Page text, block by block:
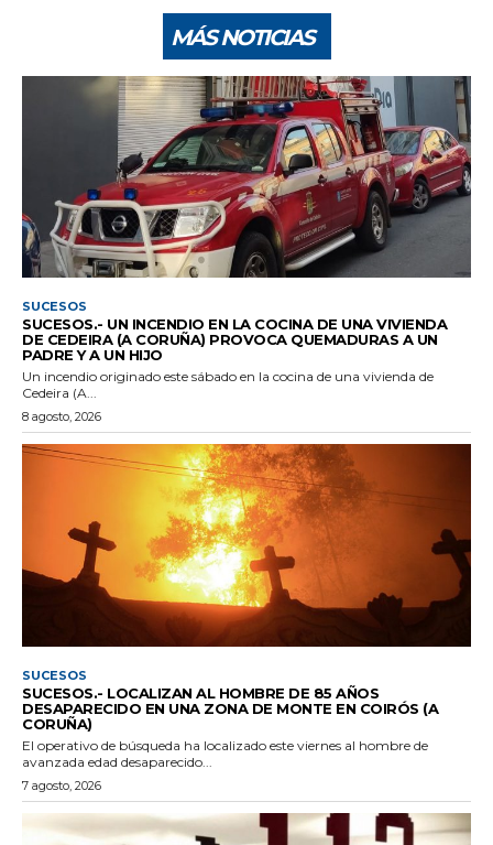
MÁS NOTICIAS
SUCESOS
SUCESOS.- UN INCENDIO EN LA COCINA DE UNA VIVIENDA
DE CEDEIRA (A CORUÑA) PROVOCA QUEMADURAS A UN
PADRE Y A UN HIJO
Un incendio originado este sábado en la cocina de una vivienda de
Cedeira (A...
8 agosto, 2026
SUCESOS
SUCESOS.- LOCALIZAN AL HOMBRE DE 85 AÑOS
DESAPARECIDO EN UNA ZONA DE MONTE EN COIRÓS (A
CORUÑA)
El operativo de búsqueda ha localizado este viernes al hombre de
avanzada edad desaparecido...
7 agosto, 2026